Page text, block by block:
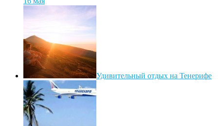
Удивительный отдых на Тенерифе